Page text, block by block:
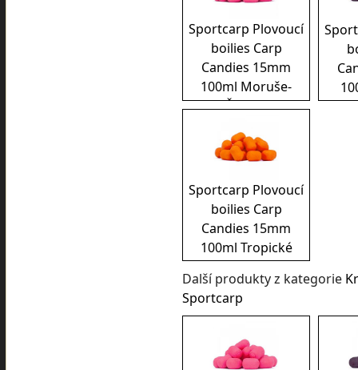
Sportcarp Plovoucí
boilies Carp
Candies 15mm
100ml Moruše-
Česnek
Sportcarp Plovoucí
boilies Carp
Candies 15mm
100ml Tropické
ovoce
Další produkty z kategorie
Sportcarp